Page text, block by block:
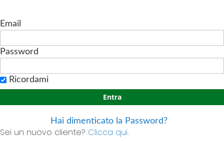
Email
Password
Ricordami
Entra
Hai dimenticato la Password?
Sei un nuovo cliente? Clicca qui.